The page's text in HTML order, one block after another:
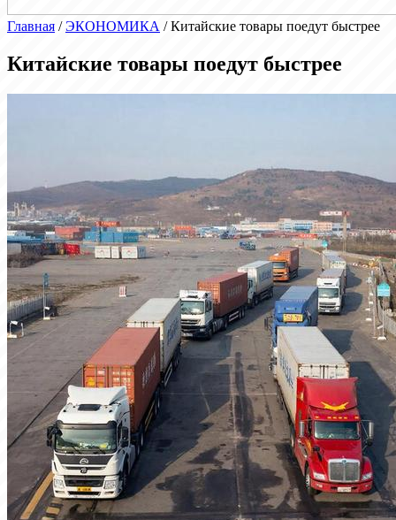
Главная /ЭКОНОМИКА /Китайские товары поедут быстрее
Китайские товары поедут быстрее